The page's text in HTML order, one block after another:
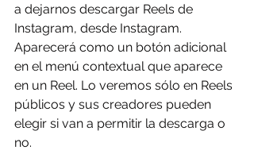
a dejarnos descargar Reels de
Instagram, desde Instagram.
Aparecerá como un botón adicional
en el menú contextual que aparece
en un Reel. Lo veremos sólo en Reels
públicos y sus creadores pueden
elegir si van a permitir la descarga o
no.